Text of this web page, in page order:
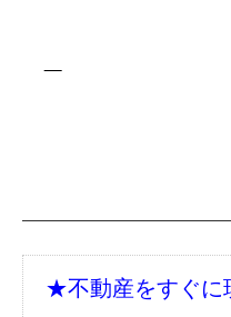
★不動産をすぐに